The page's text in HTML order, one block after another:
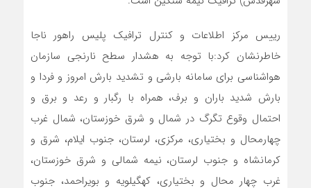
رییس مرکز اطلاعات و کنترل ترافیک پلیس راهور ناجا
خاطرنشان کرد:با توجه به هشدار سطح نارنجی سازمان
هواشناسی برای سامانه بارشی و تشدید بارش امروز و فردا و
بارش شدید باران و برف، همراه با رگبار و رعد و برق و
احتمال وقوع تگرگ در شمال و شرق خوزستان، شمال غرب
چهارمحال و بختیاری، مرکزی، لرستان، جنوب ایلام، شرق و
کرمانشاه و جنوب لرستان، نیمه شمالی و شرق خوزستان،
غرب چهار محال و بختیاری، کهگیلویه و بویراحمد، جنوب